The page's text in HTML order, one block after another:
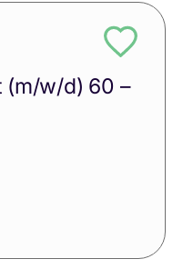
(m/w/d) 60 –